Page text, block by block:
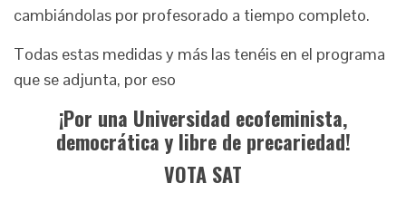
cambiándolas por profesorado a tiempo completo.
Todas estas medidas y más las tenéis en el programa
que se adjunta, por eso
¡Por una Universidad ecofeminista,
democrática y libre de precariedad!
VOTA SAT